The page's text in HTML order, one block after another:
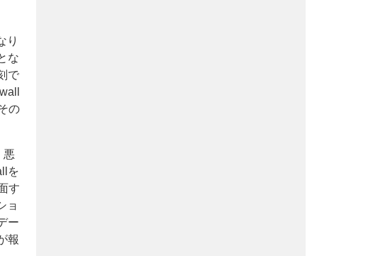
り
な
で
の
悪
を
す
ョ
ー
報